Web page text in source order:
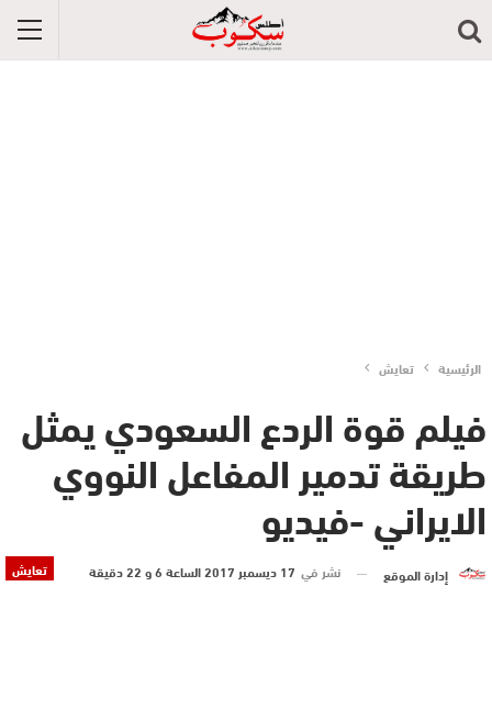
الرئيسية تعايش
فيلم قوة الردع السعودي يمثل
طريقة تدمير المفاعل النووي
الايراني -فيديو
تعايش إدارة الموقع نشر في 17 ديسمبر 2017 الساعة 6 و 22 دقيقة